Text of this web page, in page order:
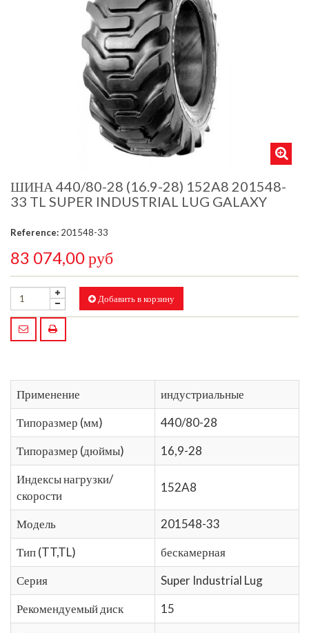
ШИНА 440/80-28 (16.9-28) 152A8 201548-
33 TL SUPER INDUSTRIAL LUG GALAXY
Reference: 201548-33
83 074,00 руб
Добавить в корзину
Применение
индустриальные
Типоразмер (мм)
440/80-28
Типоразмер (дюймы)
16,9-28
Индексы нагрузки/
скорости
152A8
Модель
201548-33
Тип (TT,TL)
бескамерная
Серия
Super Industrial Lug
Рекомендуемый диск
15